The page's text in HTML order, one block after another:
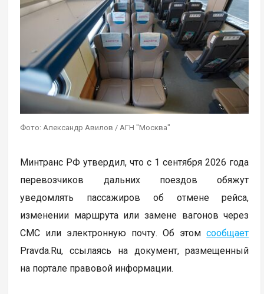
Фото: Александр Авилов / АГН "Москва"
Минтранс РФ утвердил, что с 1 сентября 2026 года
перевозчиков дальних поездов обяжут
уведомлять пассажиров об отмене рейса,
изменении маршрута или замене вагонов через
СМС или электронную почту. Об этомсообщает
Pravda.Ru, ссылаясь на документ, размещенный
на портале правовой информации.